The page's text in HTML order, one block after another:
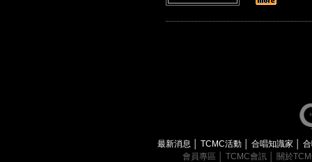
最新消息 TCMC活動 合唱知識家
會員專區
TCMC會訊 關於